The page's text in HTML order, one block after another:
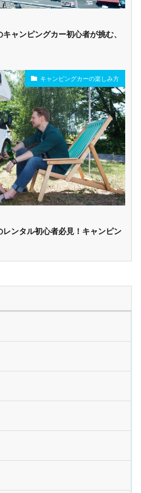
ャンピングカー初心者が挑む、
キャンピングカーの楽しみ方
ンタル初心者必見！キャンピン